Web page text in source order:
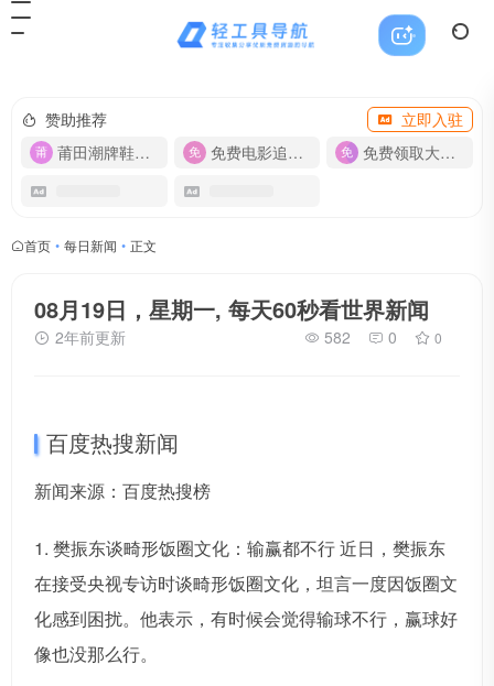
赞助推荐
立即入驻
莆田潮牌鞋服-货源
免费电影追剧APP 免费领取大流量卡【500G】
首页 • 每日新闻 • 正文
08月19日，星期一, 每天60秒看世界新闻
2年前更新 582 0 0
百度热搜新闻
新闻来源：百度热搜榜
1. 樊振东谈畸形饭圈文化：输赢都不行 近日，樊振东
在接受央视专访时谈畸形饭圈文化，坦言一度因饭圈文
化感到困扰。他表示，有时候会觉得输球不行，赢球好
像也没那么行。